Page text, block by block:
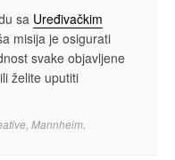
sa Uređivačkim
misija je osigurati
svake objavljene
želite uputiti
Mannheim.